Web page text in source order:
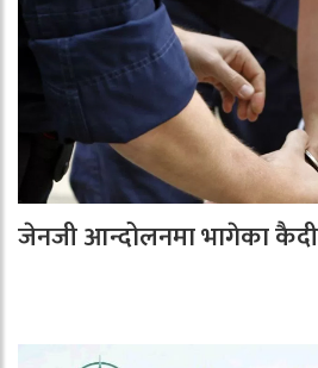
जेनजी आन्दोलनमा भागेका कैदी